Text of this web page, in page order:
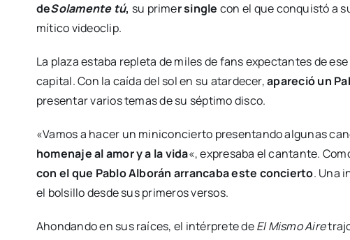
deSolamente tú, su primer single con el que conquistó a
mítico videoclip.
La plaza estaba repleta de miles de fans expectantes de
capital. Con la caída del sol en su atardecer,apareció un
presentar varios temas de su séptimo disco.
«Vamos a hacer un miniconcierto presentando algunas
homenaje al amor y a la vida«, expresaba el cantante.
con el que Pablo Alborán arrancaba este concierto. Una
el bolsillo desde sus primeros versos.
Ahondando en sus raíces, el intérprete deEl Mismo Aire